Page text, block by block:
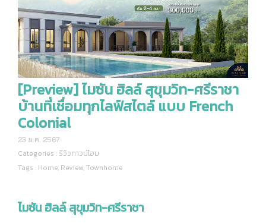
[Preview] ไมซัน ฮิลล์ สุขุมวิท-ศรีราชา
บ้านที่เชื่อมทุกไลฟ์สไตล์ แบบ French
Colonial
23 ม.ค. 2567
Categories : รีวิวทาวน์โฮม
Tags : Home, Review,Townhome
ไมซัน ฮิลล์ สุขุมวิท-ศรีราชา